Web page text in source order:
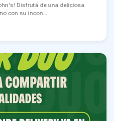
Disfrutá de una deliciosa
con su incon...